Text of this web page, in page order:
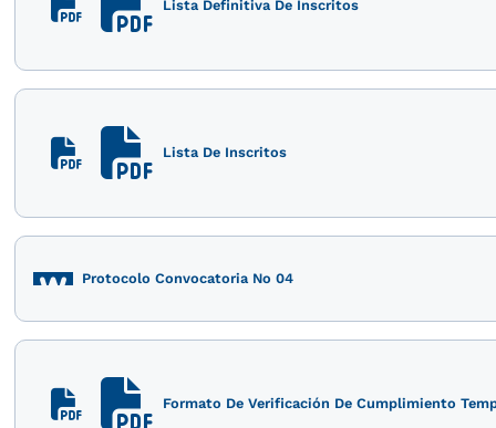
Lista Definitiva De Inscritos
Lista De Inscritos
Protocolo Convocatoria No 04
Formato De Verificación De Cumplimiento